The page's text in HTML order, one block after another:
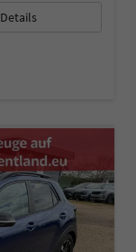
Details